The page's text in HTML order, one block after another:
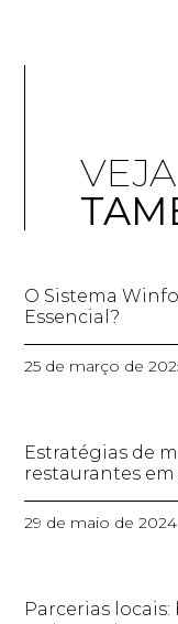
VEJA
O Sistema
Essencial?
25 de março de
Estratégias de
restaurantes em
29 de maio de 2024
Parcerias